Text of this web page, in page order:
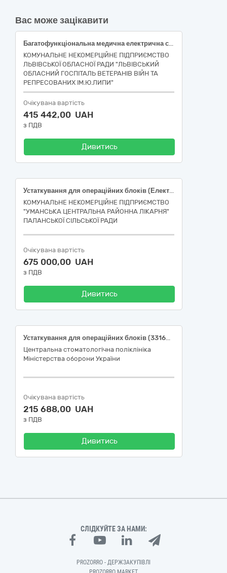
Вас може зацікавити
Багатофункціональна медична електрична система (НК 024:2023: 44491 – Багатофункційний дриль/пилка хірургічна, що живиться від електромережі / НК 031:2024: Z12130501 – МОТОРИЗОВАНІ СИСТЕМИ ОРТОПЕДИЧНОЇ ХІРУРГІЇ); Адаптер канюльованої дрилі для багатофункціональної медичної електричної системи (НК 024:2023: 43962 – З'єднувальний пристрій для хірургічного дриля стандартний / НК 031:2024: Z12130580 – МОТОРИЗОВАНІ ІНСТРУМЕНТИ ДЛЯ СИСТЕМИ ОРТОПЕДИЧНОЇ ХІРУРГІЇ – АПАРАТНІ АКСЕСУАРИ); Адаптер для встановлення і фіксації K-дротів (спиць Кіршнера) для багатофункціональної медичної електричної системи (НК 024:2023: 43660 – З'єднувальний пристрій для введення спиць / НК 031:2024: Z12130580 МОТОРИЗОВАНІ ІНСТРУМЕНТИ ДЛЯ СИСТЕМИ ОРТОПЕДИЧНОЇ ХІРУРГІЇ – АПАРАТНІ АКСЕСУАРИ); Лезо для осциляторної пили (НК 024:2023: 44984 – Лезо осцилюючої хірургічної пилки багаторазового застосування / НК 031:2024: L010703 – ЛЕЗА ДЛЯ МОТОРНИХ ХІРУРГІЧНИХ ПИЛОК, БАГАТОРАЗОВІ)
КОМУНАЛЬНЕ НЕКОМЕРЦІЙНЕ ПІДПРИЄМСТВО
ЛЬВІВСЬКОЇ ОБЛАСНОЇ РАДИ "ЛЬВІВСЬКИЙ
ОБЛАСНИЙ ГОСПІТАЛЬ ВЕТЕРАНІВ ВІЙН ТА
РЕПРЕСОВАНИХ ІМ.Ю.ЛИПИ"
Очікувана вартість
415 442,00 UAH
з ПДВ
Дивитись
Устаткування для операційних блоків (Електрохірургічні прилади; НК 024:2023:44776 - Електрохірургічна система)
КОМУНАЛЬНЕ НЕКОМЕРЦІЙНЕ ПІДПРИЄМСТВО
"УМАНСЬКА ЦЕНТРАЛЬНА РАЙОННА ЛІКАРНЯ"
ПАЛАНСЬКОЇ СІЛЬСЬКОЇ РАДИ
Очікувана вартість
675 000,00 UAH
з ПДВ
Дивитись
Устаткування для операційних блоків (33160000-9)
Центральна стоматологічна поліклініка
Міністерства оборони України
Очікувана вартість
215 688,00 UAH
з ПДВ
Дивитись
СЛІДКУЙТЕ ЗА НАМИ:
PROZORRO - ДЕРЖЗАКУПІВЛІ